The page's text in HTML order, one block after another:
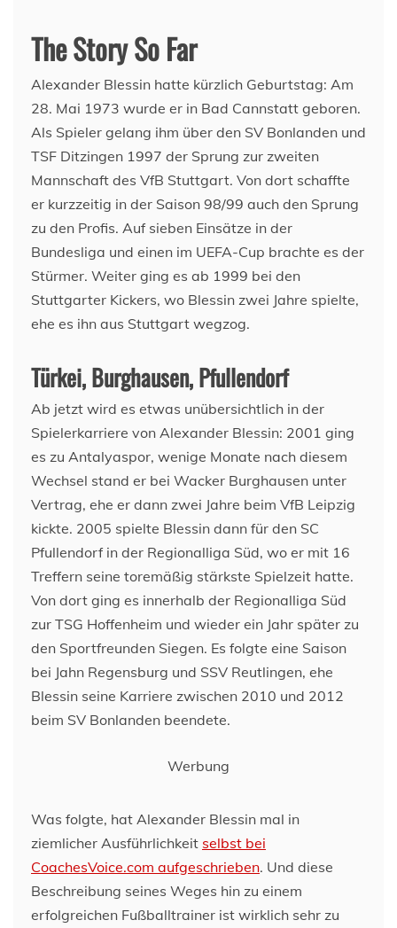
The Story So Far
Alexander Blessin hatte kürzlich Geburtstag: Am
28. Mai 1973 wurde er in Bad Cannstatt geboren.
Als Spieler gelang ihm über den SV Bonlanden und
TSF Ditzingen 1997 der Sprung zur zweiten
Mannschaft des VfB Stuttgart. Von dort schaffte
er kurzzeitig in der Saison 98/99 auch den Sprung
zu den Profis. Auf sieben Einsätze in der
Bundesliga und einen im UEFA-Cup brachte es der
Stürmer. Weiter ging es ab 1999 bei den
Stuttgarter Kickers, wo Blessin zwei Jahre spielte,
ehe es ihn aus Stuttgart wegzog.
Türkei, Burghausen, Pfullendorf
Ab jetzt wird es etwas unübersichtlich in der
Spielerkarriere von Alexander Blessin: 2001 ging
es zu Antalyaspor, wenige Monate nach diesem
Wechsel stand er bei Wacker Burghausen unter
Vertrag, ehe er dann zwei Jahre beim VfB Leipzig
kickte. 2005 spielte Blessin dann für den SC
Pfullendorf in der Regionalliga Süd, wo er mit 16
Treffern seine toremäßig stärkste Spielzeit hatte.
Von dort ging es innerhalb der Regionalliga Süd
zur TSG Hoffenheim und wieder ein Jahr später zu
den Sportfreunden Siegen. Es folgte eine Saison
bei Jahn Regensburg und SSV Reutlingen, ehe
Blessin seine Karriere zwischen 2010 und 2012
beim SV Bonlanden beendete.
Werbung
Was folgte, hat Alexander Blessin mal in
ziemlicher Ausführlichkeit selbst bei
CoachesVoice.com aufgeschrieben. Und diese
Beschreibung seines Weges hin zu einem
erfolgreichen Fußballtrainer ist wirklich sehr zu